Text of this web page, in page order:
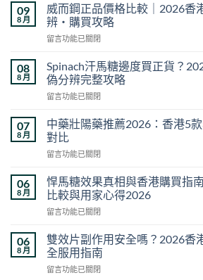
09
8 月
威而鋼正品價格比較｜2026香
辨・購買攻略
在
而
鋼
正
品
格
比
較
｜
香
港
貨
錢・
真
假
留言功能已關閉
08
8 月
Spinach汗馬糖邊度買正貨？
偽分辨完整攻略
在
汗
馬
糖
邊
買
正
貨？
2026
港
購
方
留言功能已關閉
07
8 月
中藥壯陽藥推薦2026：香港5
對比
在
藥
壯
陽
藥
薦
2026：
香
港
留言功能已關閉
06
8 月
悍馬糖效果真相與香港購買指
比較與用家心得2026
在
馬
糖
效
果
留言功能已關閉
06
8 月
雙效片副作用安全嗎？2026香
全服用指南
在
留言功能已關閉